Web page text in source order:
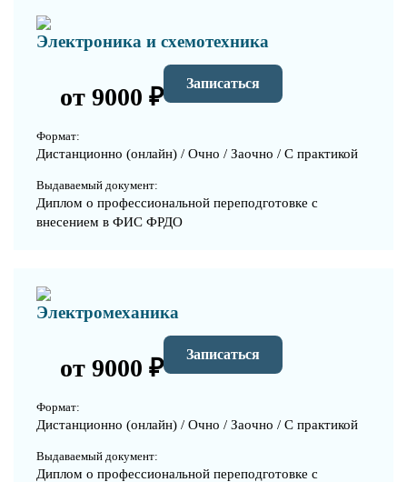
Электроника и схемотехника
от 9000 ₽ Записаться
Формат:
Дистанционно (онлайн) / Очно / Заочно / С практикой
Выдаваемый документ:
Диплом о профессиональной переподготовке с
внесением в ФИС ФРДО
Электромеханика
от 9000 ₽ Записаться
Формат:
Дистанционно (онлайн) / Очно / Заочно / С практикой
Выдаваемый документ:
Диплом о профессиональной переподготовке с